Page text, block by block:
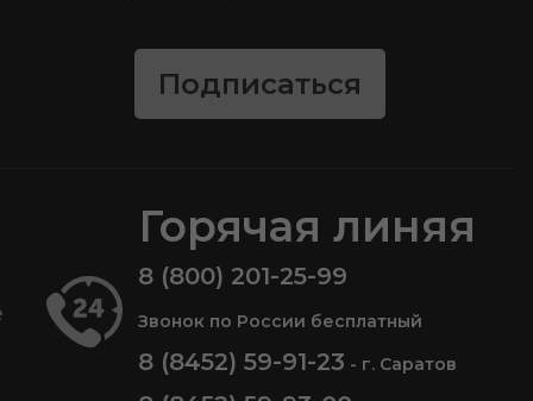
Подписаться
Горячая линяя
8 (800) 201-25-99
Звонок по России бесплатный
8 (8452) 59-91-23 - г. Саратов